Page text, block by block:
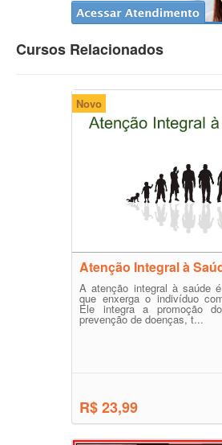
Cursos Relacionados
Novo
Atenção Integral à
A atenção integral à saúde
que enxerga o indivíduo
Ele integra a promoção
prevenção de doenças, t...
R$ 23,99